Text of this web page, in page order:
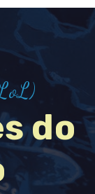
do